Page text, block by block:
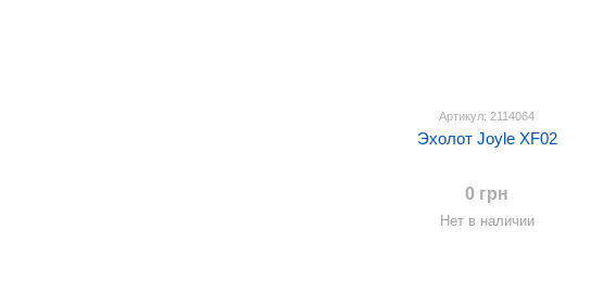
Артикул: 2114064
Эхолот Joyle XF02
0 грн
Нет в наличии